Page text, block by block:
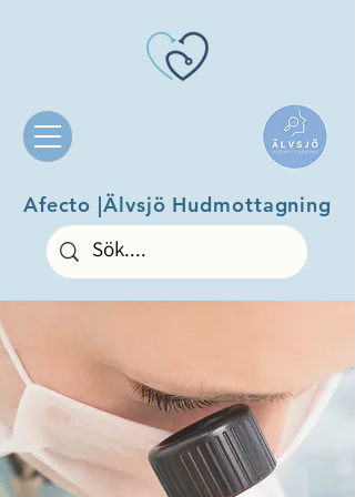
Afecto |Älvsjö Hudmottagning